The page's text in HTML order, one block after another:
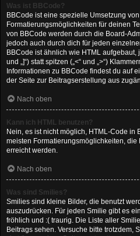
Was ist BBCode?
BBCode ist eine spezielle Umsetzung
Formatierungsmöglichkeiten für deinen
von BBCode werden durch die Board-
jedoch auch durch dich für jeden
BBCode ist ähnlich wie HTML aufgebaut,
und „]“) statt spitzen („<“ und „>“)
Informationen zu BBCode findest du auf
der Seite zur Beitragserstellung aus
Nach oben
Kann ich HTML benutzen?
Nein, es ist nicht möglich, HTML-Code in
meisten Formatierungsmöglichkeiten,
erreicht werden.
Nach oben
Was sind Smilies?
Smilies sind kleine Bilder, die benutzt
auszudrücken. Für jeden Smilie gibt es
fröhlich und :( traurig. Die Liste aller
Beitrags sehen. Versuche bitte trotzdem,